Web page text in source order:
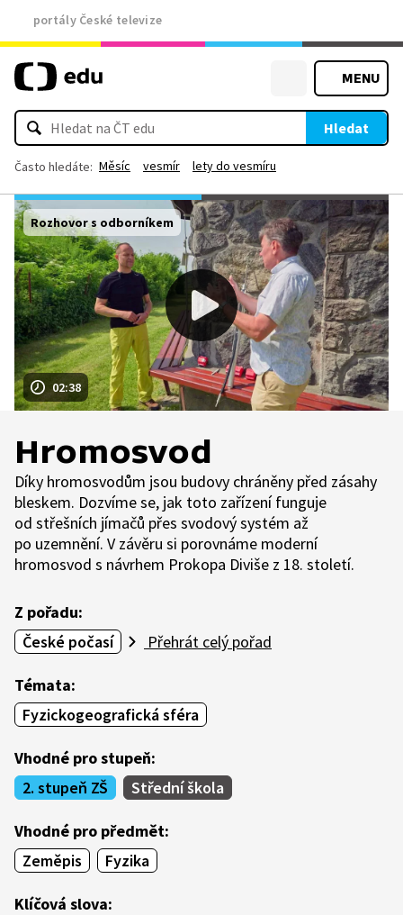
portály České televize
MENU
Hledat
Často hledáte: Měsíc vesmír lety do vesmíru
02:38
Rozhovor s odborníkem
Hromosvod
Díky hromosvodům jsou budovy chráněny před zásahy
bleskem. Dozvíme se, jak toto zařízení funguje
od střešních jímačů přes svodový systém až
po uzemnění. V závěru si porovnáme moderní
hromosvod s návrhem Prokopa Diviše z 18. století.
Z pořadu:
České počasí
Přehrát celý pořad
Témata:
Fyzickogeografická sféra
Vhodné pro stupeň:
2. stupeň ZŠ
Střední škola
Vhodné pro předmět:
Zeměpis
Fyzika
Klíčová slova: